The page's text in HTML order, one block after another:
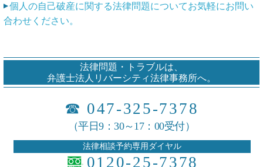
個人の自己破産に関する法律問題についてお気軽にお問い
合わせください。
法律問題・トラブルは、
弁護士法人リバーシティ法律事務所へ。
☎ 047-325-7378
（平日9：30～17：00受付）
法律相談予約専用ダイヤル
0120-25-7378